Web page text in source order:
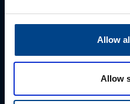
Allow
Allow
0207 463 500
myynti@utuautomation.fi